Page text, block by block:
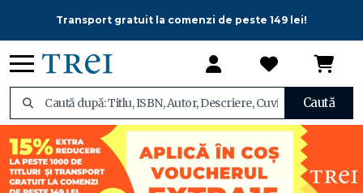
Transport gratuit la comenzi de peste 149 lei!
Caută